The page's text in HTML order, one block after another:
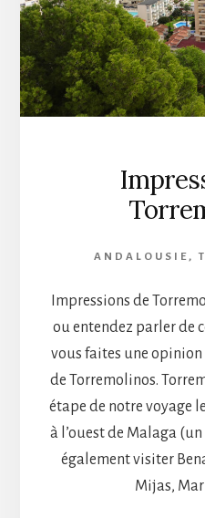
ANDALOUSIE ,
Impressions de
ou entendez parler de
vous faites une opinion
de Torremolinos.
étape de notre voyage
à l’ouest de Malaga
également visiter
Mijas,